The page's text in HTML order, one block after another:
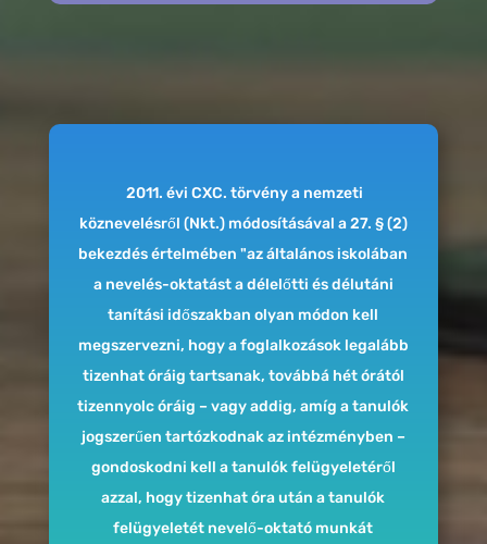
2011. évi CXC. törvény a nemzeti
köznevelésről (Nkt.) módosításával a 27. § (2)
bekezdés értelmében "az általános iskolában
a nevelés-oktatást a délelőtti és délutáni
tanítási időszakban olyan módon kell
megszervezni, hogy a foglalkozások legalább
tizenhat óráig tartsanak, továbbá hét órától
tizennyolc óráig – vagy addig, amíg a tanulók
jogszerűen tartózkodnak az intézményben –
gondoskodni kell a tanulók felügyeletéről
azzal, hogy tizenhat óra után a tanulók
felügyeletét nevelő-oktató munkát